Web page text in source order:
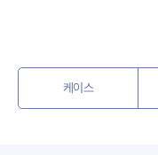
케이스